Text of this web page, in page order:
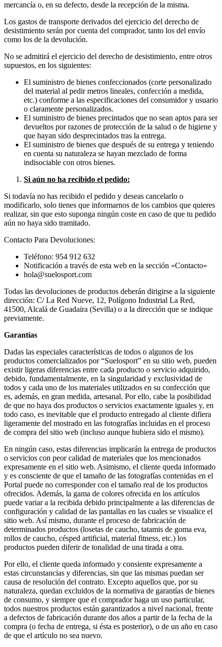
mercancía o, en su defecto, desde la recepción de la misma.
Los gastos de transporte derivados del ejercicio del derecho de
desistimiento serán por cuenta del comprador, tanto los del envío
como los de la devolución.
No se admitirá el ejercicio del derecho de desistimiento, entre otros
supuestos, en los siguientes:
El suministro de bienes confeccionados (corte personalizado
del material al pedir metros lineales, confección a medida,
etc.) conforme a las especificaciones del consumidor y usuario
o claramente personalizados.
El suministro de bienes precintados que no sean aptos para ser
devueltos por razones de protección de la salud o de higiene y
que hayan sido desprecintados tras la entrega.
El suministro de bienes que después de su entrega y teniendo
en cuenta su naturaleza se hayan mezclado de forma
indisociable con otros bienes.
Si aún no ha recibido el pedido:
Si todavía no has recibido el pedido y deseas cancelarlo o
modificarlo, solo tienes que informarnos de los cambios que quieres
realizar, sin que esto suponga ningún coste en caso de que tu pedido
aún no haya sido tramitado.
Contacto Para Devoluciones:
Teléfono: 954 912 632
Notificación a través de esta web en la sección «Contacto»
hola@suelosport.com
Todas las devoluciones de productos deberán dirigirse a la siguiente
dirección: C/ La Red Nueve, 12, Polígono Industrial La Red,
41500, Alcalá de Guadaira (Sevilla) o a la dirección que se indique
previamente.
Garantías
Dadas las especiales características de todos o algunos de los
productos comercializados por “Suelosport” en su sitio web, pueden
existir ligeras diferencias entre cada producto o servicio adquirido,
debido, fundamentalmente, en la singularidad y exclusividad de
todos y cada uno de los materiales utilizados en su confección que
es, además, en gran medida, artesanal. Por ello, cabe la posibilidad
de que no haya dos productos o servicios exactamente iguales y, en
todo caso, es inevitable que el producto entregado al cliente difiera
ligeramente del mostrado en las fotografías incluidas en el proceso
de compra del sitio web (incluso aunque hubiera sido el mismo).
En ningún caso, estas diferencias implicarán la entrega de productos
o servicios con peor calidad de materiales que los mencionados
expresamente en el sitio web. Asimismo, el cliente queda informado
y es consciente de que el tamaño de las fotografías contenidas en el
Portal puede no corresponder con el tamaño real de los productos
ofrecidos. Además, la gama de colores ofrecida en los artículos
puede variar a la recibida debido principalmente a las diferencias de
configuración y calidad de las pantallas en las cuales se visualice el
sitio web. Así mismo, durante el proceso de fabricación de
determinados productos (losetas de caucho, tatamis de goma eva,
rollos de caucho, césped artificial, material fitness, etc.) los
productos pueden diferir de tonalidad de una tirada a otra.
Por ello, el cliente queda informado y consiente expresamente a
estas circunstancias y diferencias, sin que las mismas puedan ser
causa de resolución del contrato. Excepto aquellos que, por su
naturaleza, quedan excluidos de la normativa de garantías de bienes
de consumo, y siempre que el comprador haga un uso particular,
todos nuestros productos están garantizados a nivel nacional, frente
a defectos de fabricación durante dos años a partir de la fecha de la
compra (o fecha de entrega, si ésta es posterior), o de un año en caso
de que el artículo no sea nuevo.